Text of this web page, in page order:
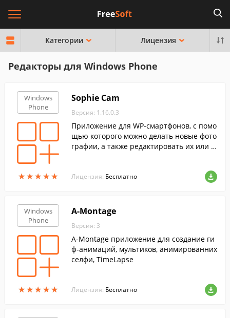
Категории Лицензия
Редакторы для Windows Phone
Windows
Phone
★★★★★
★★★★★
Sophie Cam
Версия: 1.16.0.3
Приложение для WP-смартфонов, с помо
щью которого можно делать новые фото
графии, а также редактировать их или л
Лицензия: Бесплатно
Windows
Phone
★★★★★
★★★★★
A-Montage
Версия: 3
A-Montage приложение для создание ги
ф-анимаций, мультиков, анимированних
селфи, TimeLapse
Лицензия: Бесплатно